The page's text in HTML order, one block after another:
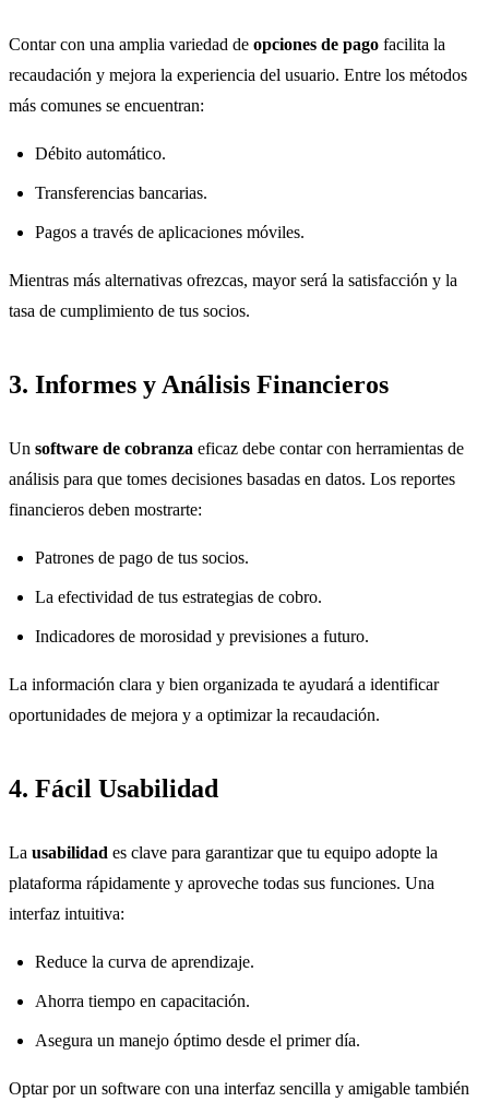
Contar con una amplia variedad de opciones de pago facilita la
recaudación y mejora la experiencia del usuario. Entre los métodos
más comunes se encuentran:
Débito automático.
Transferencias bancarias.
Pagos a través de aplicaciones móviles.
Mientras más alternativas ofrezcas, mayor será la satisfacción y la
tasa de cumplimiento de tus socios.
3. Informes y Análisis Financieros
Un software de cobranza eficaz debe contar con herramientas de
análisis para que tomes decisiones basadas en datos. Los reportes
financieros deben mostrarte:
Patrones de pago de tus socios.
La efectividad de tus estrategias de cobro.
Indicadores de morosidad y previsiones a futuro.
La información clara y bien organizada te ayudará a identificar
oportunidades de mejora y a optimizar la recaudación.
4. Fácil Usabilidad
La usabilidad es clave para garantizar que tu equipo adopte la
plataforma rápidamente y aproveche todas sus funciones. Una
interfaz intuitiva:
Reduce la curva de aprendizaje.
Ahorra tiempo en capacitación.
Asegura un manejo óptimo desde el primer día.
Optar por un software con una interfaz sencilla y amigable también